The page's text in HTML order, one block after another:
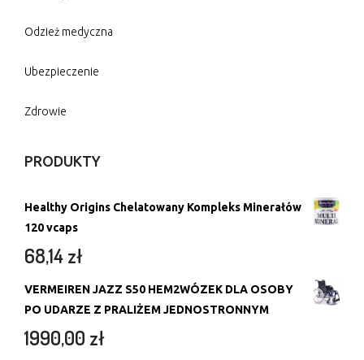
Odzież medyczna
Ubezpieczenie
Zdrowie
PRODUKTY
Healthy Origins Chelatowany Kompleks Minerałów
120 vcaps
68,14zł
VERMEIREN JAZZ S50 HEM2WÓZEK DLA OSOBY
PO UDARZE Z PRALIŻEM JEDNOSTRONNYM
1990,00 zł